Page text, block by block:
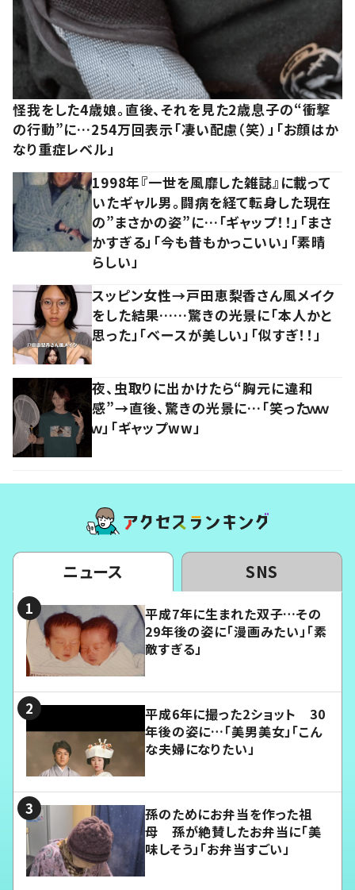
怪我をした4歳娘。直後、それを見た2歳息子の“衝撃
の行動”に…254万回表示「凄い配慮（笑）」「お顔はか
なり重症レベル」
1998年『一世を風靡した雑誌』に載って
いたギャル男。闘病を経て転身した現在
の”まさかの姿”に…「ギャップ！！」「まさ
かすぎる」「今も昔もかっこいい」「素晴
らしい」
スッピン女性→戸田恵梨香さん風メイク
をした結果……驚きの光景に「本人かと
思った」「ベースが美しい」「似すぎ！！」
夜、虫取りに出かけたら“胸元に違和
感”→直後、驚きの光景に…「笑ったｗｗ
ｗ」「ギャップww」
ニュース SNS
平成7年に生まれた双子…その
29年後の姿に「漫画みたい」「素
敵すぎる」
平成6年に撮った2ショット 30
年後の姿に…「美男美女」「こん
な夫婦になりたい」
孫のためにお弁当を作った祖
母 孫が絶賛したお弁当に「美
味しそう」「お弁当すごい」